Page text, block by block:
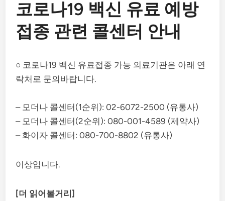
코로나19 백신 유료 예방
접종 관련 콜센터 안내
○ 코로나19 백신 유료접종 가능 의료기관은 아래 연
락처로 문의바랍니다.
– 모더나 콜센터(1순위): 02-6072-2500 (유통사)
– 모더나 콜센터(2순위): 080-001-4589 (제약사)
– 화이자 콜센터: 080-700-8802 (유통사)
이상입니다.
[더 읽어볼거리]